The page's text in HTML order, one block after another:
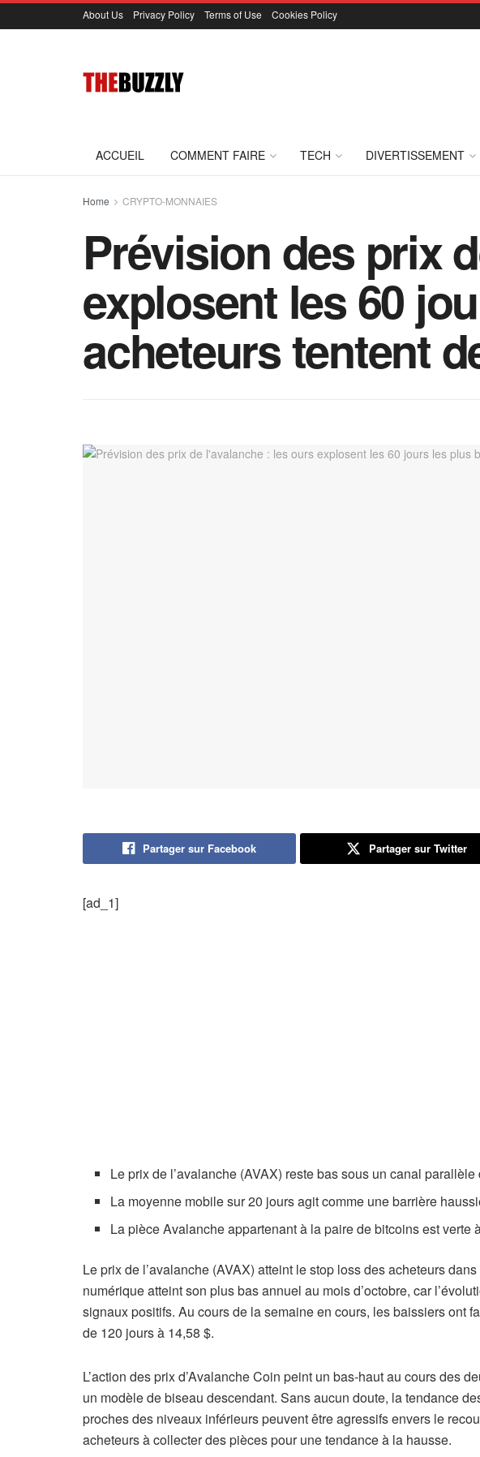
About Us Privacy Policy Terms of Use Cookies Policy
ACCUEIL COMMENT FAIRE TECH DIVERTISSEMENT
Home CRYPTO-MONNAIES
Prévision des prix
explosent les 60
acheteurs tentent
Partager sur Facebook Partager sur Twitter
[ad_1]
Le prix de l’avalanche (AVAX) reste bas sous un canal parallèle
La moyenne mobile sur 20 jours agit comme une barrière
La pièce Avalanche appartenant à la paire de bitcoins est verte
Le prix de l’avalanche (AVAX) atteint le stop loss des acheteurs
numérique atteint son plus bas annuel au mois d’octobre, car
signaux positifs. Au cours de la semaine en cours, les baissiers ont
de 120 jours à 14,58 $.
L’action des prix d’Avalanche Coin peint un bas-haut au cours des
un modèle de biseau descendant. Sans aucun doute, la tendance
proches des niveaux inférieurs peuvent être agressifs envers le
acheteurs à collecter des pièces pour une tendance à la hausse.